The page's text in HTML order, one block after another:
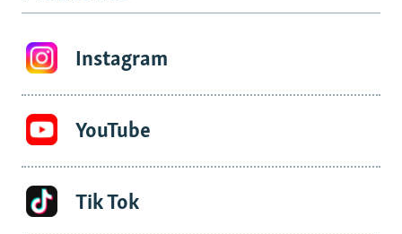
Instagram
YouTube
Tik Tok